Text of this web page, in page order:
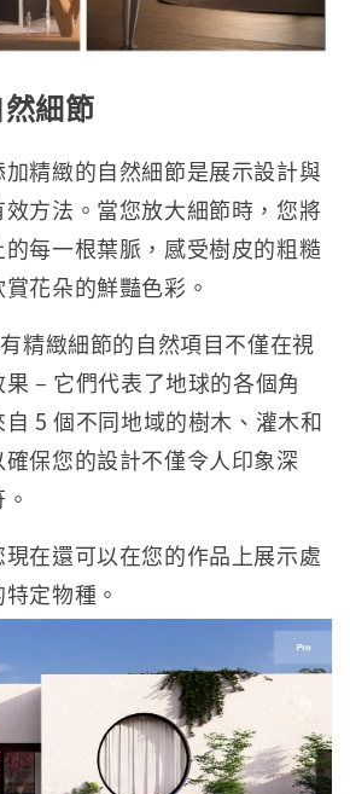
細節
精緻的自然細節是展示設計與
方法。當您放大細節時，您將
每一根葉脈，感受樹皮的粗糙
花朵的鮮豔色彩。
精緻細節的自然項目不僅在視
– 它們代表了地球的各個角
5 個不同地域的樹木、灌木和
保您的設計不僅令人印象深
在還可以在您的作品上展示處
定物種。